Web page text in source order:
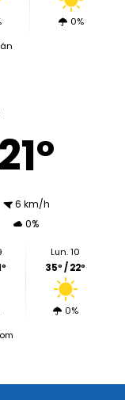
0%
21º
6 km/h
0%
Lun. 10
35º / 22º
0%